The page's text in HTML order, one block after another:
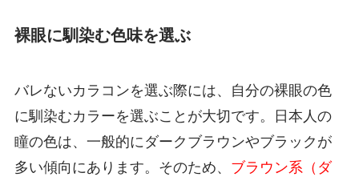
裸眼に馴染む色味を選ぶ
バレないカラコンを選ぶ際には、自分の裸眼の色
に馴染むカラーを選ぶことが大切です。日本人の
瞳の色は、一般的にダークブラウンやブラックが
多い傾向にあります。そのため、 ブラウン系（ダ